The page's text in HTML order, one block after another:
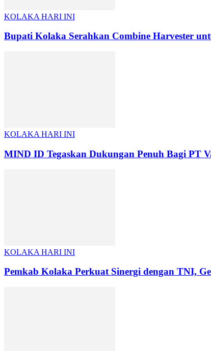
KOLAKA HARI INI
Bupati Kolaka Serahkan Combine Harvester
KOLAKA HARI INI
MIND ID Tegaskan Dukungan Penuh Bagi PT
KOLAKA HARI INI
Pemkab Kolaka Perkuat Sinergi dengan TNI,